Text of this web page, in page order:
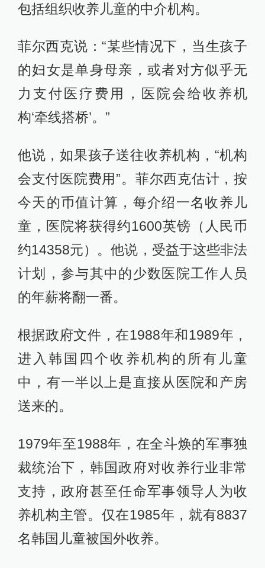
包括组织收养儿童的中介机构。
菲尔西克说：“某些情况下，当生孩子
的妇女是单身母亲，或者对方似乎无
力支付医疗费用，医院会给收养机
构‘牵线搭桥’。”
他说，如果孩子送往收养机构，“机构
会支付医院费用”。菲尔西克估计，按
今天的币值计算，每介绍一名收养儿
童，医院将获得约1600英镑（人民币
约14358元）。他说，受益于这些非法
计划，参与其中的少数医院工作人员
的年薪将翻一番。
根据政府文件，在1988年和1989年，
进入韩国四个收养机构的所有儿童
中，有一半以上是直接从医院和产房
送来的。
1979年至1988年，在全斗焕的军事独
裁统治下，韩国政府对收养行业非常
支持，政府甚至任命军事领导人为收
养机构主管。仅在1985年，就有8837
名韩国儿童被国外收养。